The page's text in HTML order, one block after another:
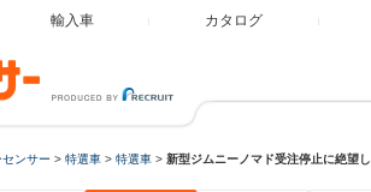
輸入車 カタログ
ンサー > 特選車 > 特選車 > 新型ジムニーノマド受注停止に絶望